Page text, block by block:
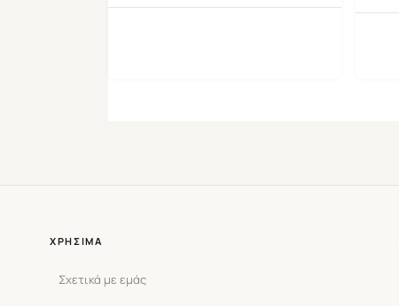
ΧΡΉΣΙΜΑ
Σχετικά με εμάς